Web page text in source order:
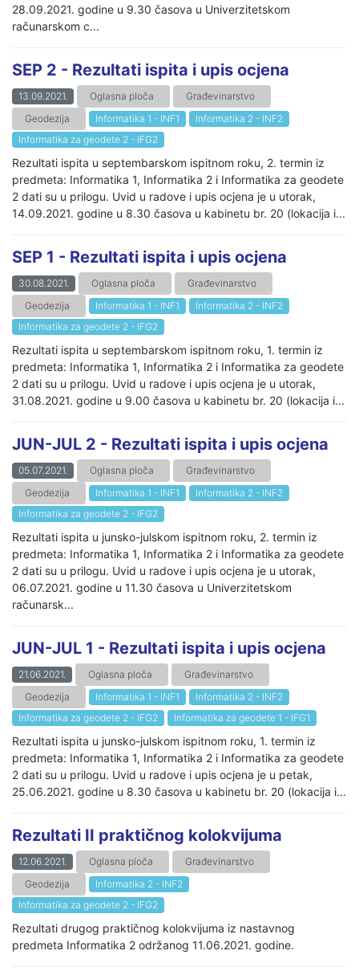
28.09.2021. godine u 9.30 časova u Univerzitetskom
računarskom c...
SEP 2 - Rezultati ispita i upis ocjena
13.09.2021. Oglasna ploča
Građevinarstvo
Geodezija
Informatika 1 - INF1
Informatika 2 - INF2
Informatika za geodete 2 - IFG2
Rezultati ispita u septembarskom ispitnom roku, 2. termin iz
predmeta: Informatika 1, Informatika 2 i Informatika za geodete
2 dati su u prilogu. Uvid u radove i upis ocjena je u utorak,
14.09.2021. godine u 8.30 časova u kabinetu br. 20 (lokacija i...
SEP 1 - Rezultati ispita i upis ocjena
30.08.2021. Oglasna ploča
Građevinarstvo
Geodezija
Informatika 1 - INF1
Informatika 2 - INF2
Informatika za geodete 2 - IFG2
Rezultati ispita u septembarskom ispitnom roku, 1. termin iz
predmeta: Informatika 1, Informatika 2 i Informatika za geodete
2 dati su u prilogu. Uvid u radove i upis ocjena je u utorak,
31.08.2021. godine u 9.00 časova u kabinetu br. 20 (lokacija i...
JUN-JUL 2 - Rezultati ispita i upis ocjena
05.07.2021. Oglasna ploča
Građevinarstvo
Geodezija
Informatika 1 - INF1
Informatika 2 - INF2
Informatika za geodete 2 - IFG2
Rezultati ispita u junsko-julskom ispitnom roku, 2. termin iz
predmeta: Informatika 1, Informatika 2 i Informatika za geodete
2 dati su u prilogu. Uvid u radove i upis ocjena je u utorak,
06.07.2021. godine u 11.30 časova u Univerzitetskom
računarsk...
JUN-JUL 1 - Rezultati ispita i upis ocjena
21.06.2021. Oglasna ploča
Građevinarstvo
Geodezija
Informatika 1 - INF1
Informatika 2 - INF2
Informatika za geodete 2 - IFG2
Informatika za geodete 1 - IFG1
Rezultati ispita u junsko-julskom ispitnom roku, 1. termin iz
predmeta: Informatika 1, Informatika 2 i Informatika za geodete
2 dati su u prilogu. Uvid u radove i upis ocjena je u petak,
25.06.2021. godine u 8.30 časova u kabinetu br. 20 (lokacija i...
Rezultati II praktičnog kolokvijuma
12.06.2021. Oglasna ploča
Građevinarstvo
Geodezija
Informatika 2 - INF2
Informatika za geodete 2 - IFG2
Rezultati drugog praktičnog kolokvijuma iz nastavnog
predmeta Informatika 2 održanog 11.06.2021. godine.